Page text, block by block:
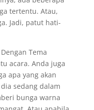
tertentu. Atau,
Jadi, patut hati-
Tema
acara. Anda juga
apa yang akan
sedang dalam
bunga warna